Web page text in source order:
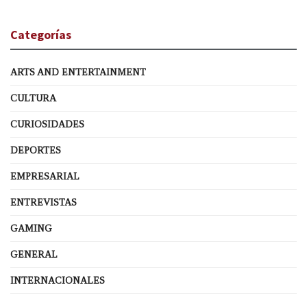
Categorías
ARTS AND ENTERTAINMENT
CULTURA
CURIOSIDADES
DEPORTES
EMPRESARIAL
ENTREVISTAS
GAMING
GENERAL
INTERNACIONALES